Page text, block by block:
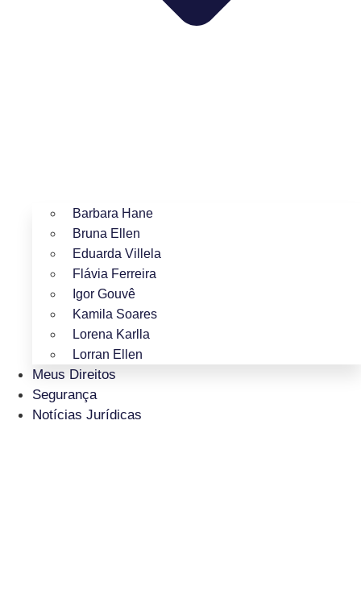
Barbara Hane
Bruna Ellen
Eduarda Villela
Flávia Ferreira
Igor Gouvê
Kamila Soares
Lorena Karlla
Lorran Ellen
Meus Direitos
Segurança
Notícias Jurídicas